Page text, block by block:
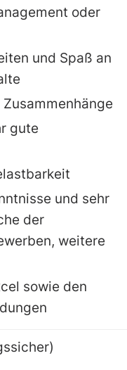
oder
und Spaß an
gute
und sehr
der
weitere
sowie den